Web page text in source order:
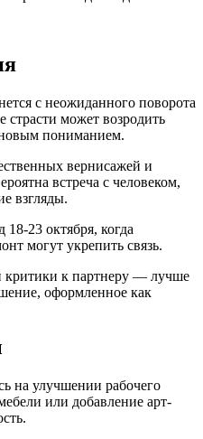
с неожиданного поворота
может возродить
пониманием.
вернисажей и
встреча с человеком,
взгляды.
23 октября, когда
могут укрепить связь.
критики к партнеру — лучше
оформленное как
на улучшении рабочего
или добавление арт-